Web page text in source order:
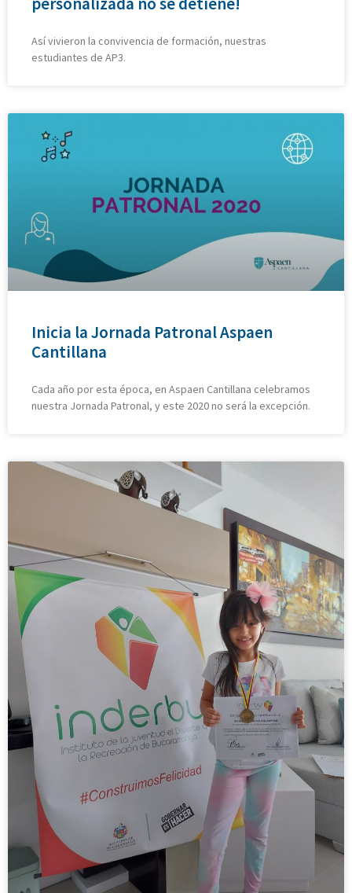
Así vivieron la convivencia de formación, nuestras
estudiantes de AP3.
Inicia la Jornada Patronal Aspaen
Cantillana
Cada año por esta época, en Aspaen Cantillana celebramos
nuestra Jornada Patronal, y este 2020 no será la excepción.